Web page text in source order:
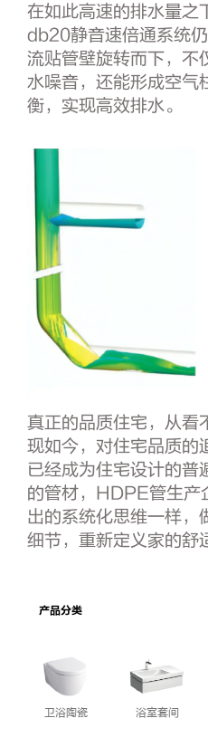
在如此高速的排水量
db20静音速倍通系统
流贴管壁旋转而下，不
水噪音，还能形成空气
衡，实现高效排水。
真正的品质住宅，从看
现如今，对住宅品质的
已经成为住宅设计的普
的管材，HDPE管生产
出的系统化思维一样，
细节，重新定义家的舒
产品分类
卫浴陶瓷 浴室套间